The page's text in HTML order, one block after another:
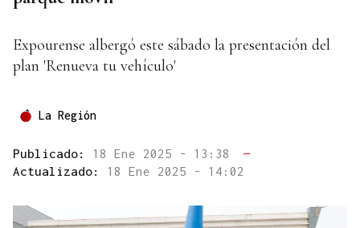
Expourense albergó este sábado la presentación del
plan 'Renueva tu vehículo'
La Región
Publicado: 18 Ene 2025 - 13:38
—
Actualizado: 18 Ene 2025 - 14:02